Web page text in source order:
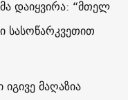
დაიყვირა: “მთელ
სასოწარკვეთით
მაღაზია